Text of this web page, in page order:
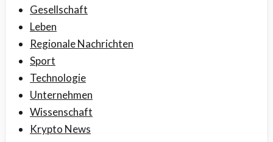
Gesellschaft
Leben
Regionale Nachrichten
Sport
Technologie
Unternehmen
Wissenschaft
Krypto News